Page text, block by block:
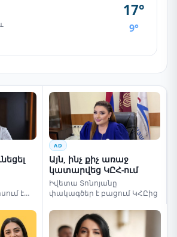
17°
9°
է
AD
Այն, ինչ քիչ առաջ
կատարվեց ԿԸՀ-ում
Իվետա Տոնոյանը
փակագծեր է բացում ԿՀԸից